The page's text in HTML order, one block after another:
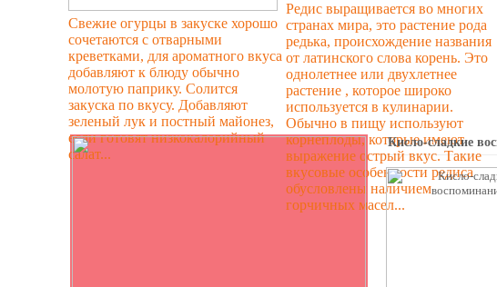
Свежие огурцы в закуске хорошо
сочетаются с отварными
креветками, для ароматного вкуса
добавляют к блюду обычно
молотую паприку. Солится
закуска по вкусу. Добавляют
зеленый лук и постный майонез,
если готовят низкокалорийный
салат...
Редис выращивается во многих
странах мира, это растение рода
редька, происхождение названия
от латинского слова корень. Это
однолетнее или двухлетнее
растение , которое широко
используется в кулинарии.
Обычно в пищу используют
корнеплоды, которые имеют
выражение острый вкус. Такие
вкусовые особенности редиса
обусловлены наличием
горчичных масел...
Кисло-сладкие